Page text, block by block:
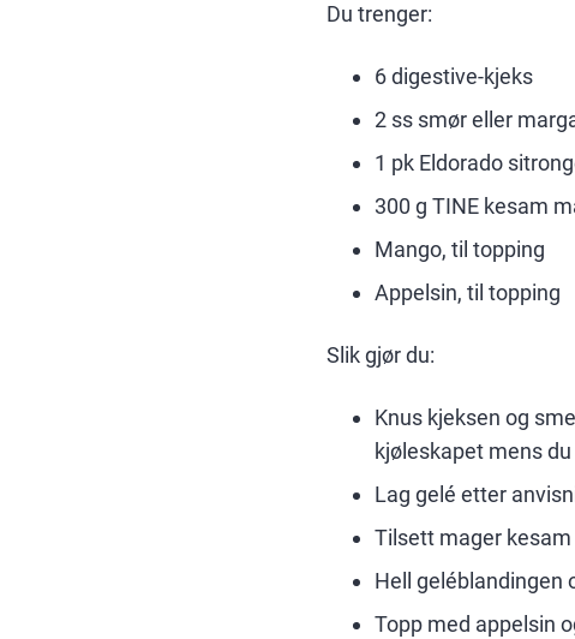
Du trenger:
6 digestive-kjeks
2 ss smør eller
1 pk Eldorado
300 g TINE kesam
Mango, til topping
Appelsin, til topping
Slik gjør du:
Knus kjeksen og
kjøleskapet mens
Lag gelé etter
Tilsett mager
Hell geléblandingen
Topp med appelsin